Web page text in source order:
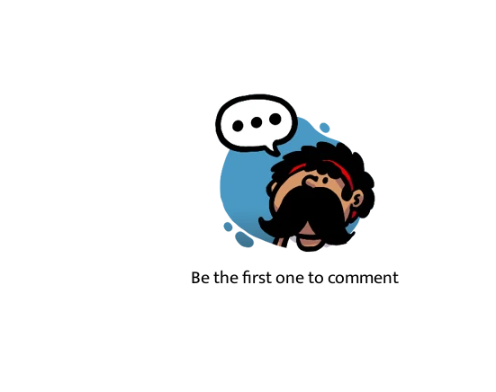
Be the first one to comment